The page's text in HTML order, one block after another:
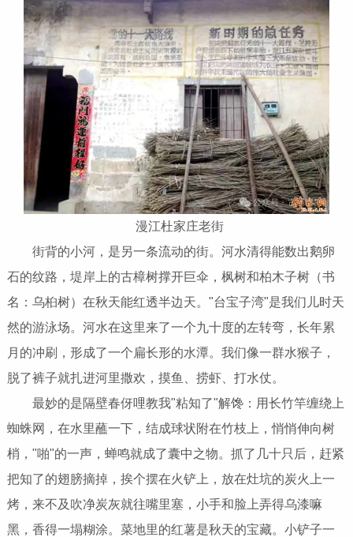
漫江杜家庄老街
街背的小河，是另一条流动的街。河水清得能数出鹅卵
石的纹路，堤岸上的古樟树撑开巨伞，枫树和柏木子树（书
名：乌桕树）在秋天能红透半边天。"台宝子湾"是我们儿时天
然的游泳场。河水在这里来了一个九十度的左转弯，长年累
月的冲刷，形成了一个扁长形的水潭。我们像一群水猴子，
脱了裤子就扎进河里撒欢，摸鱼、捞虾、打水仗。
最妙的是隔壁春伢哩教我"粘知了"解馋：用长竹竿缠绕上
蜘蛛网，在水里蘸一下，结成球状附在竹枝上，悄悄伸向树
梢，"啪"的一声，蝉鸣就成了囊中之物。抓了几十只后，赶紧
把知了的翅膀摘掉，挨个摆在火铲上，放在灶坑的炭火上一
烤，来不及吹净炭灰就往嘴里塞，小手和脸上弄得乌漆嘛
黑，香得一塌糊涂。菜地里的红薯是秋天的宝藏。小铲子一